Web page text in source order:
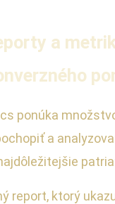
a
ponúka
a
report, ktorý